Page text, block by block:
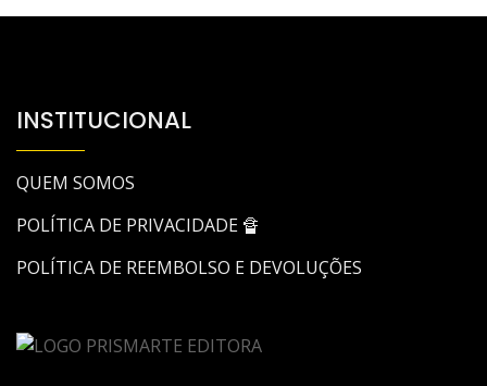
INSTITUCIONAL
QUEM SOMOS
POLÍTICA DE PRIVACIDADE 🔏
POLÍTICA DE REEMBOLSO E DEVOLUÇÕES